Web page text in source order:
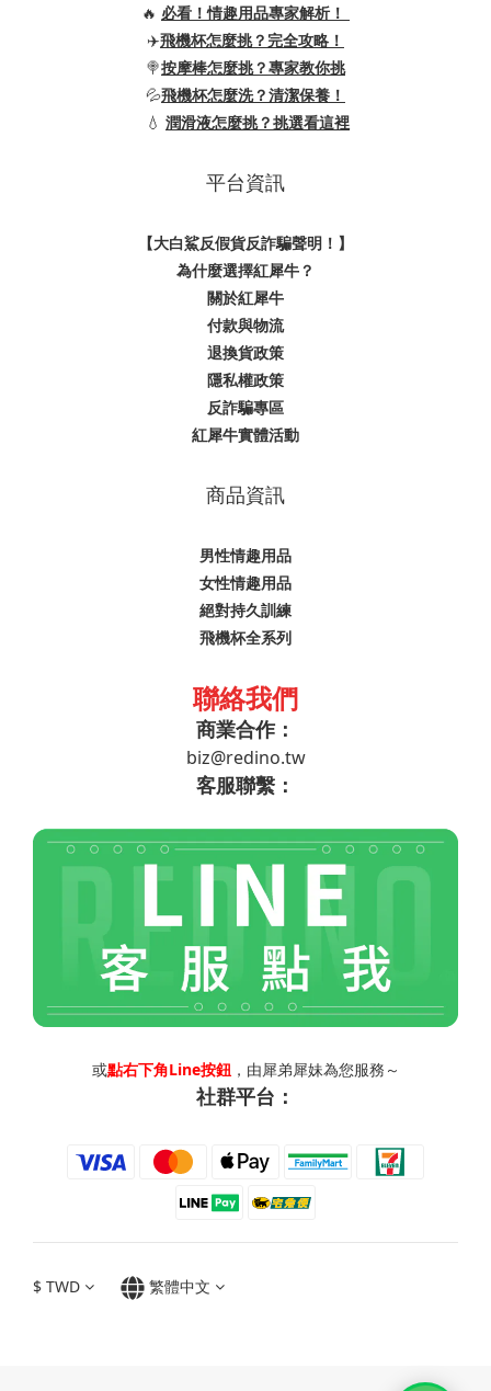
🔥 必看！情趣用品專家解析！
✈️飛機杯怎麼挑？完全攻略！
🍭按摩棒怎麼挑？專家教你挑
💦飛機杯怎麼洗？清潔保養！
💧 潤滑液怎麼挑？挑選看這裡
平台資訊
【大白鯊反假貨反詐騙聲明！】
為什麼選擇紅犀牛？
關於紅犀牛
付款與物流
退換貨政策
隱私權政策
反詐騙專區
紅犀牛實體活動
商品資訊
男性情趣用品
女性情趣用品
絕對持久訓練
飛機杯全系列
聯絡我們
商業合作：
biz@redino.tw
客服聯繫：
或點右下角Line按鈕，由犀弟犀妹為您服務～
社群平台：
$ TWD 繁體中文